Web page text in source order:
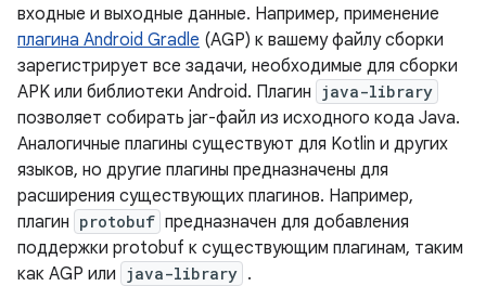
входные и выходные данные. Например, применение
плагина Android Gradle (AGP) к вашему файлу сборки
зарегистрирует все задачи, необходимые для сборки
APK или библиотеки Android. Плагин java-library
позволяет собирать jar-файл из исходного кода Java.
Аналогичные плагины существуют для Kotlin и других
языков, но другие плагины предназначены для
расширения существующих плагинов. Например,
плагин protobuf предназначен для добавления
поддержки protobuf к существующим плагинам, таким
как AGP или java-library .